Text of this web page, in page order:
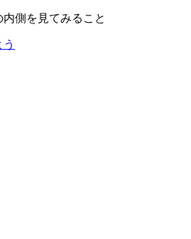
側を見てみること